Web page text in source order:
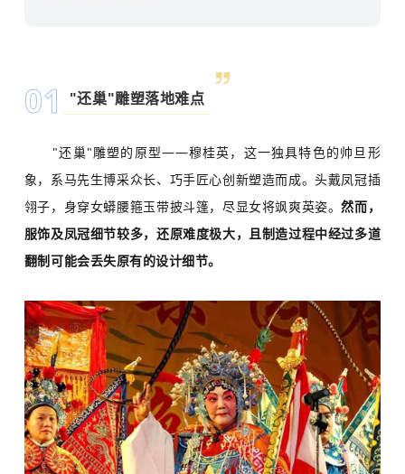
01 "还巢"雕塑落地难点
"还巢"雕塑的原型——穆桂英，这一独具特色的帅旦形
象，系马先生博采众长、巧手匠心创新塑造而成。头戴凤冠插
翎子，身穿女蟒腰箍玉带披斗篷，尽显女将飒爽英姿。然而，
服饰及凤冠细节较多，还原难度极大，且制造过程中经过多道
翻制可能会丢失原有的设计细节。